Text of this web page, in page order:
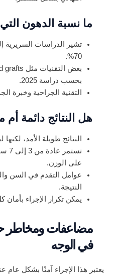
ما نسبة الدهون
70%.
بحسب دراسة 2025.
التقنية الجراحية وخبرة
هل النتائج دائمة أم
النتائج طويلة الأمد،
على الوزن.
عوامل التقدم في السن
النتيجة.
يمكن تكرار الإجراء
مضاعفات ومخاطر
في الوجه
يعتبر هذا الإجراء آمنًا بشكل